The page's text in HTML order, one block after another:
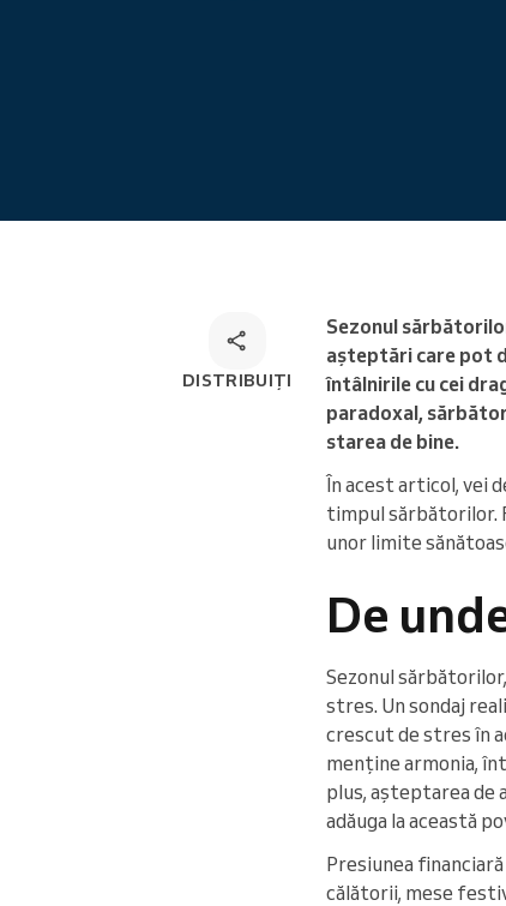
DISTRIBUIȚI
Sezonul
așteptări care pot
întâlnirile cu cei
paradoxal,
starea de bine.
În acest articol, vei
timpul sărbătorilor.
unor limite
De
Sezonul
stres. Un sondaj
crescut de stres în
menține armonia,
plus, așteptarea
adăuga la această
Presiunea
călătorii, mese